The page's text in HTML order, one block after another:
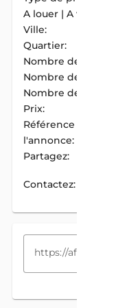
A louer | A vendre:
Ville:
Quartier:
Nombre de chambres:
Nombre de douches:
Nombre de cuisines:
Prix:
Référence de
l'annonce:
Partagez:
Contactez: